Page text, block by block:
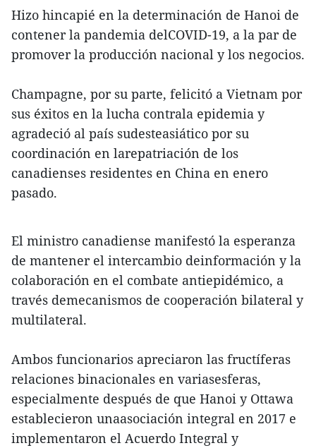
Hizo hincapié en la determinación de Hanoi de
contener la pandemia delCOVID-19, a la par de
promover la producción nacional y los negocios.
Champagne, por su parte, felicitó a Vietnam por
sus éxitos en la lucha contrala epidemia y
agradeció al país sudesteasiático por su
coordinación en larepatriación de los
canadienses residentes en China en enero
pasado.
El ministro canadiense manifestó la esperanza
de mantener el intercambio deinformación y la
colaboración en el combate antiepidémico, a
través demecanismos de cooperación bilateral y
multilateral.
Ambos funcionarios apreciaron las fructíferas
relaciones binacionales en variasesferas,
especialmente después de que Hanoi y Ottawa
establecieron unaasociación integral en 2017 e
implementaron el Acuerdo Integral y